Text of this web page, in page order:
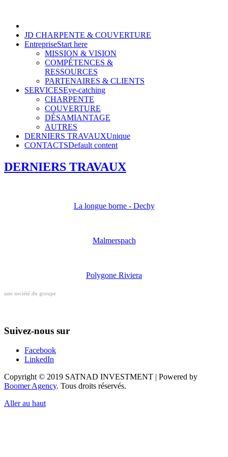
JD CHARPENTE & COUVERTURE
EntrepriseStart here
MISSION & VISION
COMPÉTENCES &
RESSOURCES
PARTENAIRES & CLIENTS
SERVICESEye-catching
CHARPENTE
COUVERTURE
DÉSAMIANTAGE
AUTRES
DERNIERS TRAVAUXUnique
CONTACTSDefault content
DERNIERS TRAVAUX
La longue borne - Dechy
Malmerspach
Polygone Riviera
une société du groupe
Suivez-nous sur
Facebook
LinkedIn
Copyright © 2019 SATNAD INVESTMENT | Powered by
Boomer Agency. Tous droits réservés.
Aller au haut